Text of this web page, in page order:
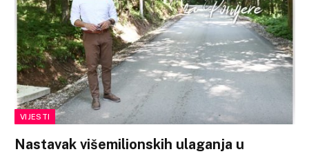
VIJESTI
Nastavak višemilionskih ulaganja u